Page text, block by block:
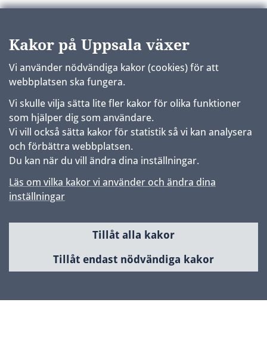
Kakor på Uppsala växer
Vi använder nödvändiga kakor (cookies) för att
webbplatsen ska fungera.
Vi skulle vilja sätta lite fler kakor för olika funktioner
som hjälper dig som användare.
Vi vill också sätta kakor för statistik så vi kan analysera
och förbättra webbplatsen.
Du kan när du vill ändra dina inställningar.
Läs om vilka kakor vi använder och ändra dina
inställningar
Tillåt alla kakor
Tillåt endast nödvändiga kakor
Samhällsbyggnad & utveckling